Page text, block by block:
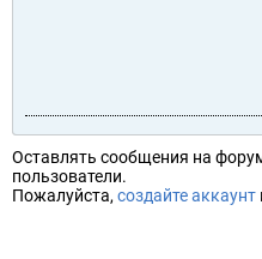
Оставлять сообщения на
пользователи.
Пожалуйста, создайте аккаунт